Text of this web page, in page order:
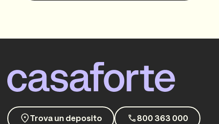
Trova un deposito 800 363 000